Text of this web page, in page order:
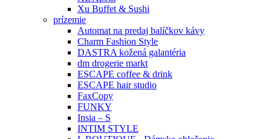
Xu Buffet & Sushi
prízemie
Automat na predaj balíčkov kávy
Charm Fashion Style
DASTRA kožená galantéria
dm drogerie markt
ESCAPE coffee & drink
ESCAPE hair studio
FaxCopy
FUNKY
Insia – S
INTIM STYLE